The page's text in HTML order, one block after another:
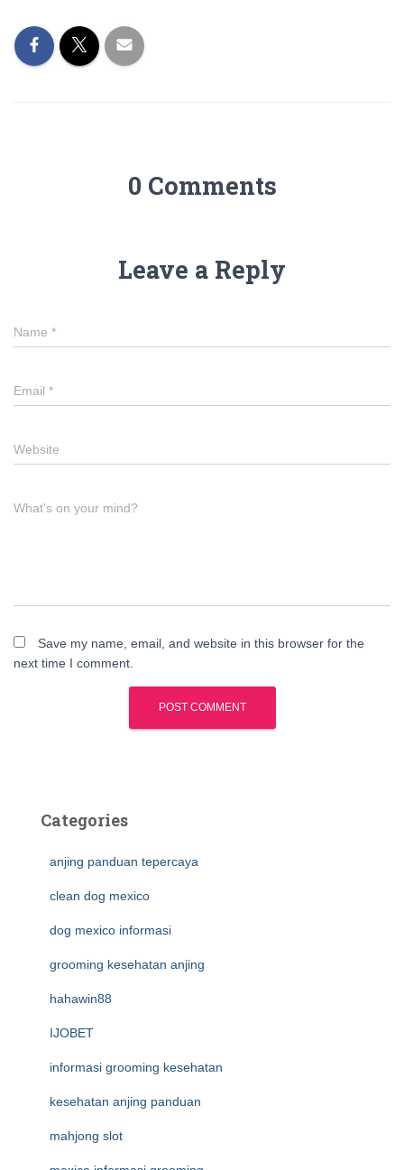
0 Comments
Leave a Reply
Name *
Email *
Website
What's on your mind?
Save my name, email, and website in this browser for the
next time I comment.
Categories
anjing panduan tepercaya
clean dog mexico
dog mexico informasi
grooming kesehatan anjing
hahawin88
IJOBET
informasi grooming kesehatan
kesehatan anjing panduan
mahjong slot